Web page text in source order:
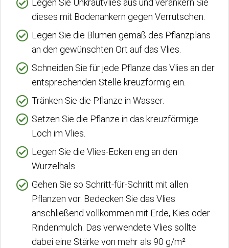
dieses mit Bodenankern gegen Verrutschen.
Legen Sie die Blumen gemäß des Pflanzplans
an den gewünschten Ort auf das Vlies.
Schneiden Sie für jede Pflanze das Vlies an der
entsprechenden Stelle kreuzförmig ein.
Tränken Sie die Pflanze in Wasser.
Setzen Sie die Pflanze in das kreuzförmige
Loch im Vlies.
Legen Sie die Vlies-Ecken eng an den
Wurzelhals.
Gehen Sie so Schritt-für-Schritt mit allen
Pflanzen vor. Bedecken Sie das Vlies
anschließend vollkommen mit Erde, Kies oder
Rindenmulch. Das verwendete Vlies sollte
dabei eine Stärke von mehr als 90 g/m²